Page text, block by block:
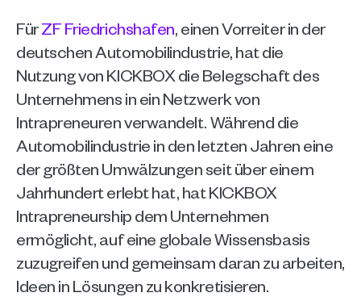
Für ZF Friedrichshafen, einen Vorreiter in der
deutschen Automobilindustrie, hat die
Nutzung von KICKBOX die Belegschaft des
Unternehmens in ein Netzwerk von
Intrapreneuren verwandelt. Während die
Automobilindustrie in den letzten Jahren eine
der größten Umwälzungen seit über einem
Jahrhundert erlebt hat, hat KICKBOX
Intrapreneurship dem Unternehmen
ermöglicht, auf eine globale Wissensbasis
zuzugreifen und gemeinsam daran zu arbeiten,
Ideen in Lösungen zu konkretisieren.